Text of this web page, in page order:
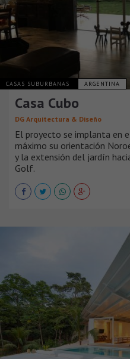
CASAS SUBURBANAS ARGENTINA
Casa Cubo
DG Arquitectura & Diseño
El proyecto se implanta en
máximo su orientación
y la extensión del jardín
Golf.